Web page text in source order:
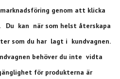
genom att klicka
Du kan när som helst återskapa
som du har lagt i kundvagnen.
behöver du inte vidta
för produkterna är